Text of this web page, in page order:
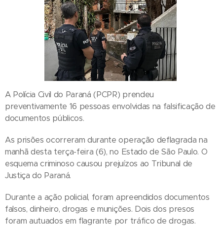
A Polícia Civil do Paraná (PCPR) prendeu
preventivamente 16 pessoas envolvidas na falsificação de
documentos públicos.
As prisões ocorreram durante operação deflagrada na
manhã desta terça-feira (6), no Estado de São Paulo. O
esquema criminoso causou prejuízos ao Tribunal de
Justiça do Paraná.
Durante a ação policial, foram apreendidos documentos
falsos, dinheiro, drogas e munições. Dois dos presos
foram autuados em flagrante por tráfico de drogas.